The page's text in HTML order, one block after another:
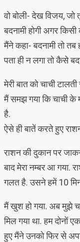
वो बोली- देख विजय, जो
बदनामी होगी अगर
मैंने कहा- बदनामी तो तब
पता ही न लगा तो कैसे
मेरी बात को चाची
मैं समझ गया कि चाची के
है.
ऐसे ही बातें करते हुए
राशन की दुकान पर
बाद मेरा नम्बर आ गया.
गलत है. उसने हमें 10
मैं खुश हो गया. अब मुझे
मिल गया था. हम दोनों
हुए मैंने उनको फिर से